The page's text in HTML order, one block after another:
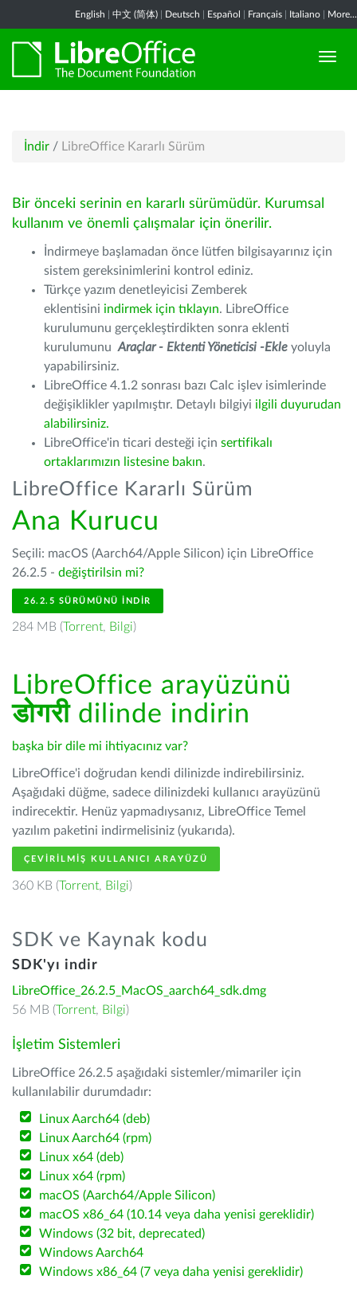
English 中文 (简体) Deutsch Español Français Italiano More...
İndir / LibreOffice Kararlı Sürüm
Bir önceki serinin en kararlı sürümüdür. Kurumsal
kullanım ve önemli çalışmalar için önerilir.
İndirmeye başlamadan önce lütfen bilgisayarınız için
sistem gereksinimlerini kontrol ediniz.
Türkçe yazım denetleyicisi Zemberek
eklentisini indirmek için tıklayın. LibreOffice
kurulumunu gerçekleştirdikten sonra eklenti
kurulumunu Araçlar - Ektenti Yöneticisi -Ekle yoluyla
yapabilirsiniz.
LibreOffice 4.1.2 sonrası bazı Calc işlev isimlerinde
değişiklikler yapılmıştır. Detaylı bilgiyi ilgili duyurudan
alabilirsiniz.
LibreOffice'in ticari desteği için sertifikalı
ortaklarımızın listesine bakın.
LibreOffice Kararlı Sürüm
Ana Kurucu
Seçili: macOS (Aarch64/Apple Silicon) için LibreOffice
26.2.5 - değiştirilsin mi?
26.2.5 SÜRÜMÜNÜ İNDIR
284 MB (Torrent, Bilgi)
LibreOffice arayüzünü
डोगरीdilinde indirin
başka bir dile mi ihtiyacınız var?
LibreOffice'i doğrudan kendi dilinizde indirebilirsiniz.
Aşağıdaki düğme, sadece dilinizdeki kullanıcı arayüzünü
indirecektir. Henüz yapmadıysanız, LibreOffice Temel
yazılım paketini indirmelisiniz (yukarıda).
ÇEVIRILMIŞ KULLANICI ARAYÜZÜ
360 KB (Torrent, Bilgi)
SDK ve Kaynak kodu
SDK'yı indir
LibreOffice_26.2.5_MacOS_aarch64_sdk.dmg
56 MB (Torrent, Bilgi)
İşletim Sistemleri
LibreOffice 26.2.5 aşağıdaki sistemler/mimariler için
kullanılabilir durumdadır:
Linux Aarch64 (deb)
Linux Aarch64 (rpm)
Linux x64 (deb)
Linux x64 (rpm)
macOS (Aarch64/Apple Silicon)
macOS x86_64 (10.14 veya daha yenisi gereklidir)
Windows (32 bit, deprecated)
Windows Aarch64
Windows x86_64 (7 veya daha yenisi gereklidir)